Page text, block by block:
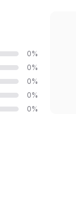
0%
0%
0%
0%
0%